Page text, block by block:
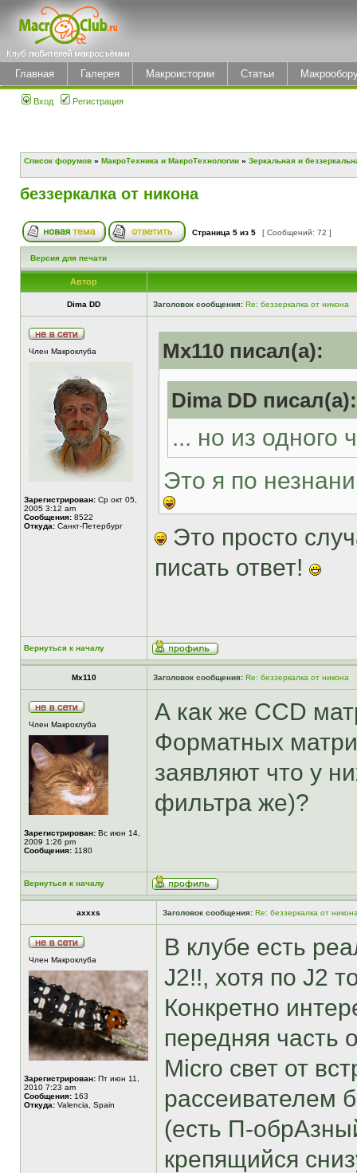
Главная Галерея Макроистории Статьи
Вход Регистрация
Список форумов » МакроТехника и МакроТехнологии » Зеркальная и
беззеркалка от никона
Страница 5 из 5 [ Сообщений: 72 ]
Версия для печати
Автор
Dima DD Заголовок сообщения: Re: беззеркалка от никона
Член Макроклуба
Зарегистрирован: Ср окт 05,
2005 3:12 am
Сообщения: 8522
Откуда: Санкт-Петербург
Mx110 писал(а):
Dima DD писал(а):
... но из одного
Это я по
Это просто
писать ответ!
Вернуться к началу
Mx110 Заголовок сообщения: Re: беззеркалка от никона
Член Макроклуба
Зарегистрирован: Вс июн 14,
2009 1:26 pm
Сообщения: 1180
А как же CCD
Форматных
заявляют что у
фильтра же)?
Вернуться к началу
axxxs Заголовок сообщения: Re: беззеркалка от
Член Макроклуба
Зарегистрирован: Пт июн 11,
2010 7:23 am
Сообщения: 163
Откуда: Valencia, Spain
В клубе есть
J2!!, хотя по J2
Конкретно
передняя часть
Micro свет от
рассеивателем
(есть П-
крепящийся